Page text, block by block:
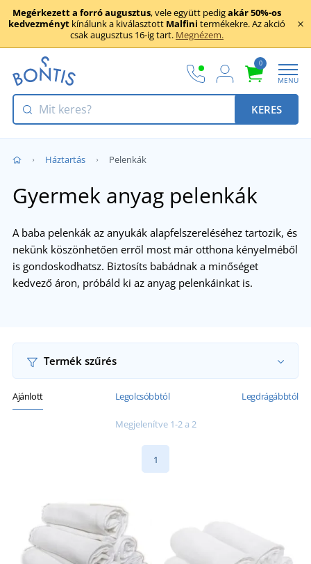
Megérkezett a forró augusztus, vele együtt pedigakár 50%-os
kedvezményt kínálunk a kiválasztott Malfini termékekre. Az akció
csak augusztus 16-ig tart. Megnézem.
0
MENU
KERES
Háztartás Pelenkák
Gyermek anyag pelenkák
A baba pelenkák az anyukák alapfelszereléséhez tartozik, és
nekünk köszönhetően erről most már otthona kényelméből
is gondoskodhatsz. Biztosíts babádnak a minőséget
kedvező áron, próbáld ki az anyag pelenkáinkat is.
Termék szűrés
Ajánlott Legolcsóbbtól Legdrágábbtól
Megjelenítve 1-2 a 2
1